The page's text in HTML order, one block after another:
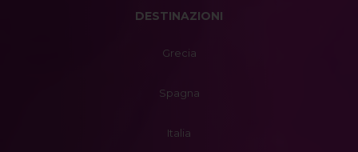
DESTINAZIONI
Grecia
Spagna
Italia